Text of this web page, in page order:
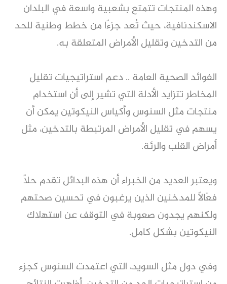
وهذه المنتجات تتمتع بشعبية واسعة في البلدان
الاسكندنافية، حيث تُعد جزءًا من خطط وطنية للحد
من التدخين وتقليل الأمراض المتعلقة به.
الفوائد الصحية العامة .. دعم استراتيجيات تقليل
المخاطر تتزايد الأدلة التي تشير إلى أن استخدام
منتجات مثل السنوس وأكياس النيكوتين يمكن أن
يسهم في تقليل الأمراض المرتبطة بالتدخين، مثل
أمراض القلب والرئة.
ويعتبر العديد من الخبراء أن هذه البدائل تقدم حلاً
فعّالاً للمدخنين الذين يرغبون في تحسين صحتهم
ولكنهم يجدون صعوبة في التوقف عن استهلاك
النيكوتين بشكل كامل.
وفي دول مثل السويد، التي اعتمدت السنوس كجزء